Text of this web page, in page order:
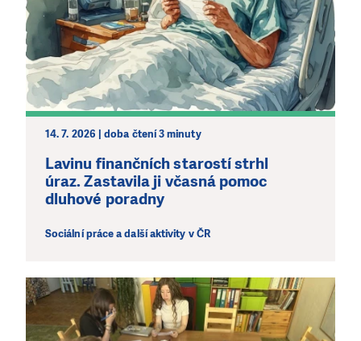
14. 7. 2026 | doba čtení 3 minuty
Lavinu finančních starostí strhl
úraz. Zastavila ji včasná pomoc
dluhové poradny
Sociální práce a další aktivity v ČR
PODPOŘTE NÁS!
Abychom mohli pomáhat smysluplně, neobejdeme se
bez Vaší podpory. Ať už se nám rozhodnete pomoci
jedním darem nebo se stanete pravidelným dárcem
Klubu přátel, Vaše dary nám umožní pomoci vždy tam,
kde je to nejvíce potřeba.
DAROVAT DAROVAT PRAVIDELNĚ